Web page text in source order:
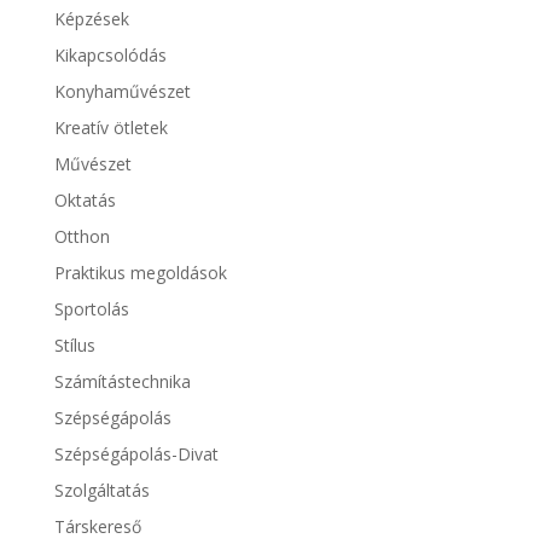
Képzések
Kikapcsolódás
Konyhaművészet
Kreatív ötletek
Művészet
Oktatás
Otthon
Praktikus megoldások
Sportolás
Stílus
Számítástechnika
Szépségápolás
Szépségápolás-Divat
Szolgáltatás
Társkereső